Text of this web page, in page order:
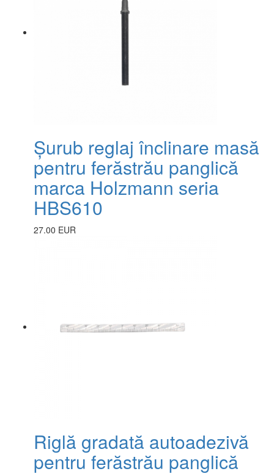
Șurub reglaj înclinare masă
pentru ferăstrău panglică
marca Holzmann seria
HBS610
27.00 EUR
Riglă gradată autoadezivă
pentru ferăstrău panglică